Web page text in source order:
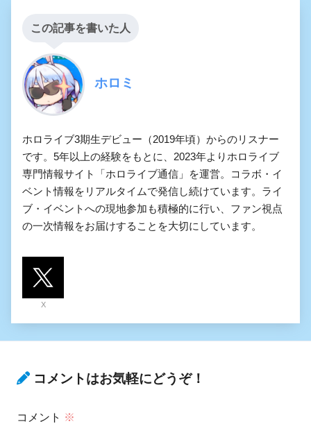
この記事を書いた人
ホロミ
ホロライブ3期生デビュー（2019年頃）からのリスナー
です。5年以上の経験をもとに、2023年よりホロライブ
専門情報サイト「ホロライブ通信」を運営。コラボ・イ
ベント情報をリアルタイムで発信し続けています。ライ
ブ・イベントへの現地参加も積極的に行い、ファン視点
の一次情報をお届けすることを大切にしています。
X
コメントはお気軽にどうぞ！
コメント ※